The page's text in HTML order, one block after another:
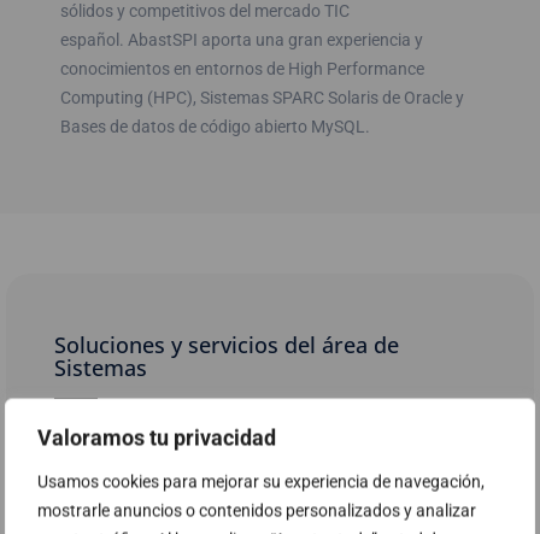
Valoramos tu privacidad
Usamos cookies para mejorar su experiencia de navegación,
mostrarle anuncios o contenidos personalizados y analizar
sólidos y competitivos del mercado TIC
español. AbastSPI aporta una gran experiencia y
conocimientos en entornos de High Performance
Computing (HPC), Sistemas SPARC Solaris de Oracle y
Bases de datos de código abierto MySQL.
Soluciones y servicios del área de
Sistemas
HPE Aruba Networking CX 10000 Switch
Series
Qumulo